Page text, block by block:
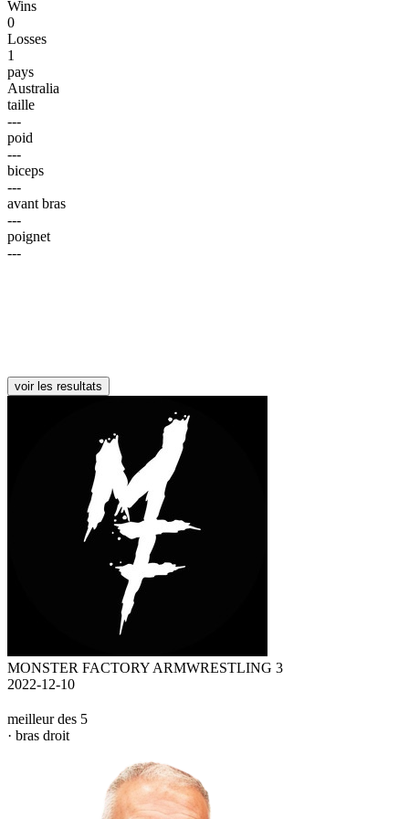
Wins
0
Losses
1
pays
Australia
taille
---
poid
---
biceps
---
avant bras
---
poignet
---
voir les resultats
MONSTER FACTORY ARMWRESTLING 3
2022-12-10
meilleur des 5
· bras droit